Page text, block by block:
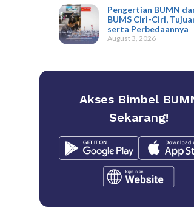
Pengertian BUMN
BUMS Ciri-Ciri,
serta Perbedaannya
August 3, 2026
Akses Bimbel
Sekarang!